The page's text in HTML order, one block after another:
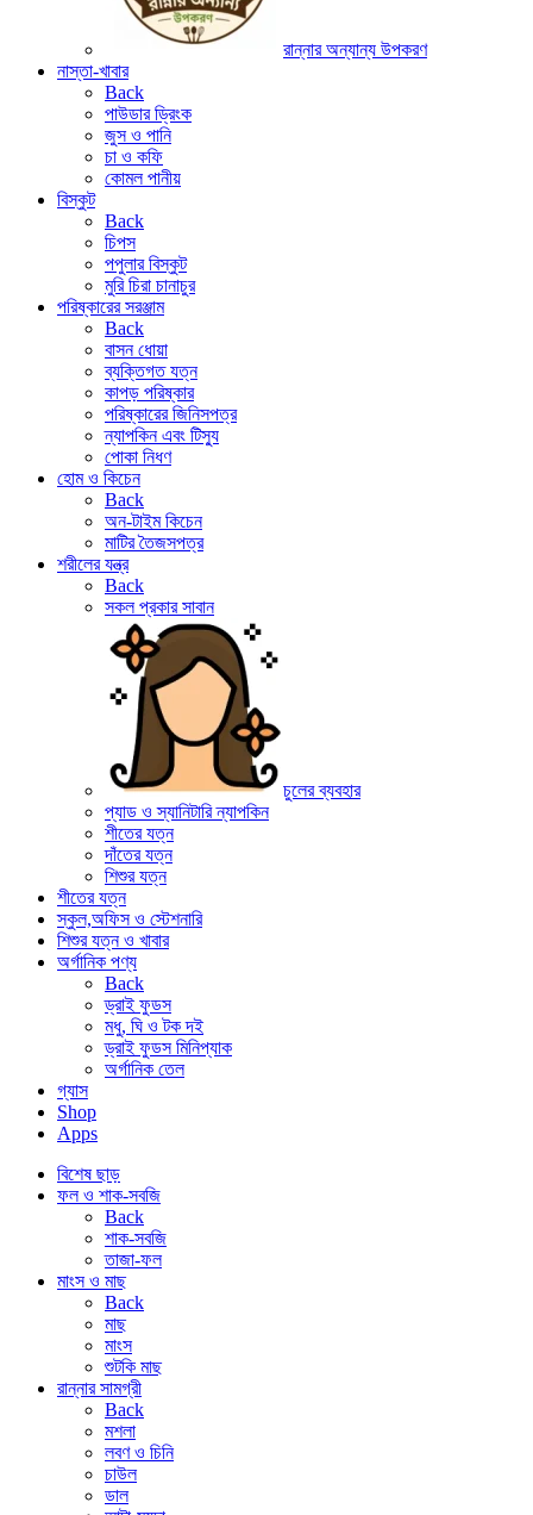
রান্নার অন্যান্য উপকরণ
নাস্তা-খাবার
Back
পাউডার ড্রিংক
জুস ও পানি
চা ও কফি
কোমল পানীয়
বিস্কুট
Back
চিপস
পপুলার বিস্কুট
মুরি চিরা চানাচুর
পরিষ্কারের সরঞ্জাম
Back
বাসন ধোয়া
ব্যক্তিগত যত্ন
কাপড় পরিষ্কার
পরিষ্কারের জিনিসপত্র
ন্যাপকিন এবং টিস্যু
পোকা নিধণ
হোম ও কিচেন
Back
অন-টাইম কিচেন
মাটির তৈজসপত্র
শরীলের যন্ত্র
Back
সকল প্রকার সাবান
চুলের ব্যবহার
প্যাড ও স্যানিটারি ন্যাপকিন
শীতের যত্ন
দাঁতের যত্ন
শিশুর যত্ন
শীতের যত্ন
স্কুল,অফিস ও স্টেশনারি
শিশুর যত্ন ও খাবার
অর্গানিক পণ্য
Back
ড্রাই ফুডস
মধু, ঘি ও টক দই
ড্রাই ফুডস মিনিপ্যাক
অর্গানিক তেল
গ্যাস
Shop
Apps
বিশেষ ছাড়
ফল ও শাক-সবজি
Back
শাক-সবজি
তাজা-ফল
মাংস ও মাছ
Back
মাছ
মাংস
শুটকি মাছ
রান্নার সামগ্রী
Back
মশলা
লবণ ও চিনি
চাউল
ডাল